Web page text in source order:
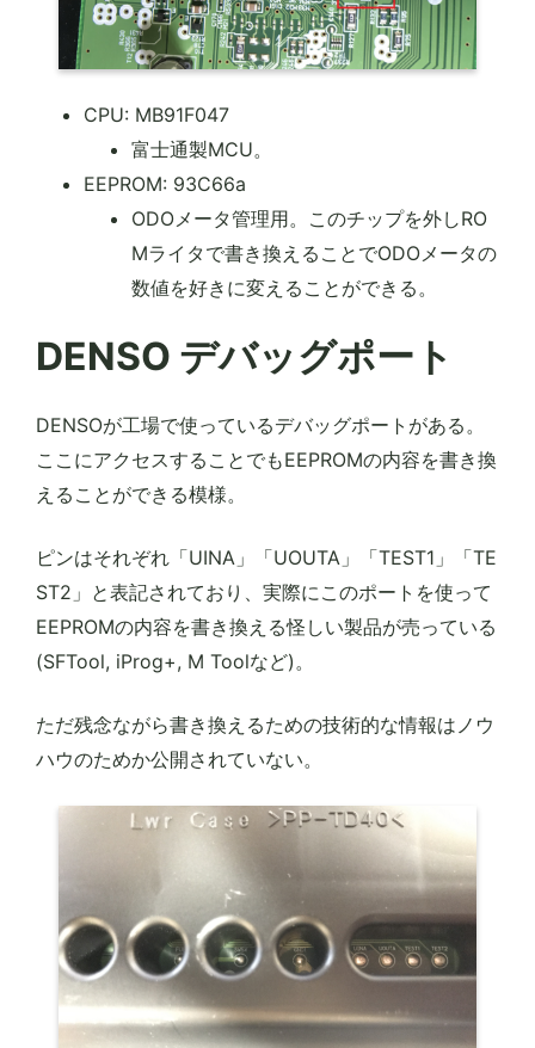
CPU: MB91F047
富士通製MCU。
EEPROM: 93C66a
ODOメータ管理用。このチップを外しRO
Mライタで書き換えることでODOメータの
数値を好きに変えることができる。
DENSO デバッグポート
DENSOが工場で使っているデバッグポートがある。
ここにアクセスすることでもEEPROMの内容を書き換
えることができる模様。
ピンはそれぞれ「UINA」「UOUTA」「TEST1」「TE
ST2」と表記されており、実際にこのポートを使って
EEPROMの内容を書き換える怪しい製品が売っている
(SFTool, iProg+, M Toolなど)。
ただ残念ながら書き換えるための技術的な情報はノウ
ハウのためか公開されていない。